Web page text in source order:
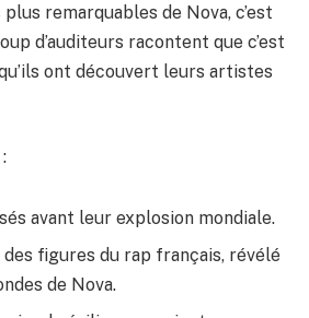
plus remarquables de Nova, c’est
d’auditeurs racontent que c’est
ont découvert leurs artistes
avant leur explosion mondiale.
des figures du rap français, révélé
de Nova.